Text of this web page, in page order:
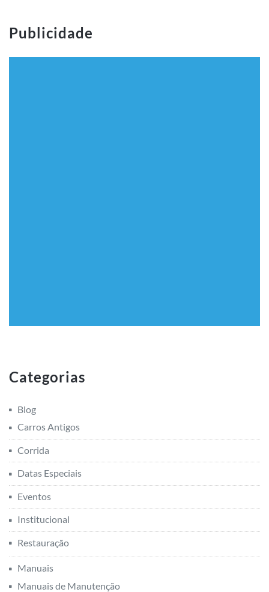
Publicidade
Categorias
Blog
Carros Antigos
Corrida
Datas Especiais
Eventos
Institucional
Restauração
Manuais
Manuais de Manutenção